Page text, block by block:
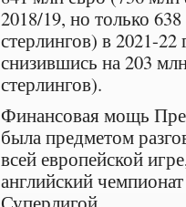
2018/19, но только
стерлингов) в 2021-
снизившись на 203
стерлингов).
Финансовая мощь
была предметом
всей европейской
английский